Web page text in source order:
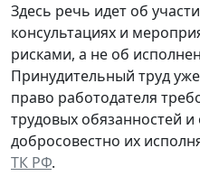
Здесь речь идет об
консультациях и
рисками, а не об
Принудительный труд
право работодателя
трудовых обязанностей
добросовестно их
ТК РФ.